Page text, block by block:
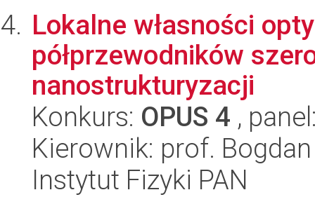
Lokalne własności
półprzewodników
nanostrukturyzacji
Konkurs: OPUS 4 ,
Kierownik: prof.
Instytut Fizyki PAN